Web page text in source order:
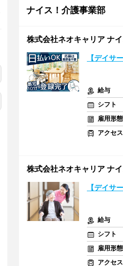
ナイス！介護事業部
株式会社ネオキャリア ナ
【デイサ
給与
シフト
雇用形態
アクセス
株式会社ネオキャリア ナ
【デイサ
給与
シフト
雇用形態
アクセス